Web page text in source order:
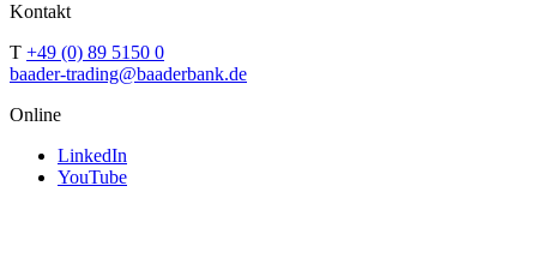
Kontakt
T +49 (0) 89 5150 0
baader-trading@baaderbank.de
Online
LinkedIn
YouTube